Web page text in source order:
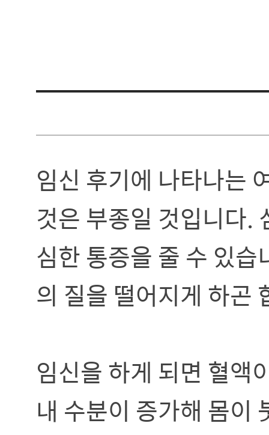
임신 후기에 나타나는
것은 부종일 것입니다.
심한 통증을 줄 수 있
의 질을 떨어지게 하곤
임신을 하게 되면 혈액
내 수분이 증가해 몸이